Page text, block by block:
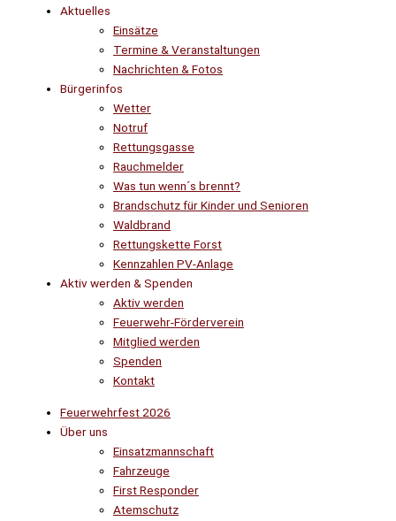
Aktuelles
Einsätze
Termine & Veranstaltungen
Nachrichten & Fotos
Bürgerinfos
Wetter
Notruf
Rettungsgasse
Rauchmelder
Was tun wenn´s brennt?
Brandschutz für Kinder und Senioren
Waldbrand
Rettungskette Forst
Kennzahlen PV-Anlage
Aktiv werden & Spenden
Aktiv werden
Feuerwehr-Förderverein
Mitglied werden
Spenden
Kontakt
Feuerwehrfest 2026
Über uns
Einsatzmannschaft
Fahrzeuge
First Responder
Atemschutz